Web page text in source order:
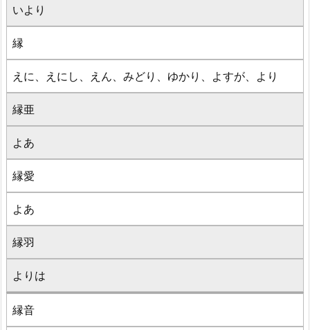
いより
縁
えに、えにし、えん、みどり、ゆかり、よすが、より
縁亜
よあ
縁愛
よあ
縁羽
よりは
縁音